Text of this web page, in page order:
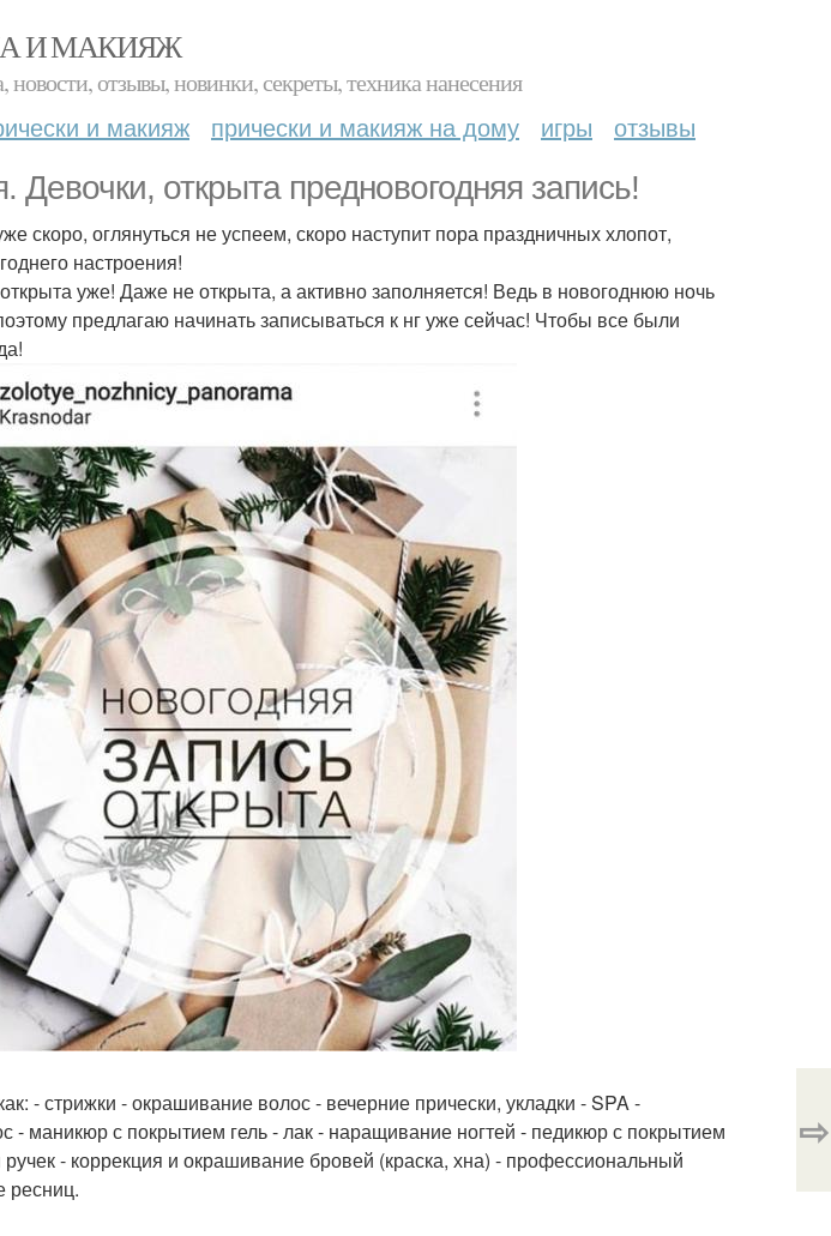
И МАКИЯЖ
отзывы, новинки, секреты, техника нанесения
и макияж прически и макияж на дому игры отзывы
открыта предновогодняя запись!
скоро, оглянуться не успеем, скоро наступит пора праздничных хлопот,
настроения!
уже! Даже не открыта, а активно заполняется! Ведь в новогоднюю ночь
предлагаю начинать записываться к нг уже сейчас! Чтобы все были
- стрижки - окрашивание волос - вечерние прически, укладки - SPA -
- маникюр с покрытием гель - лак - наращивание ногтей - педикюр с покрытием
- коррекция и окрашивание бровей (краска, хна) - профессиональный
ресниц.
⇨